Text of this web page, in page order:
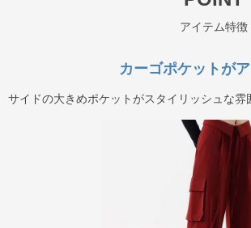
アイテム特徴
カーゴポケットが
サイドの大きめポケットがスタイリッシュな雰